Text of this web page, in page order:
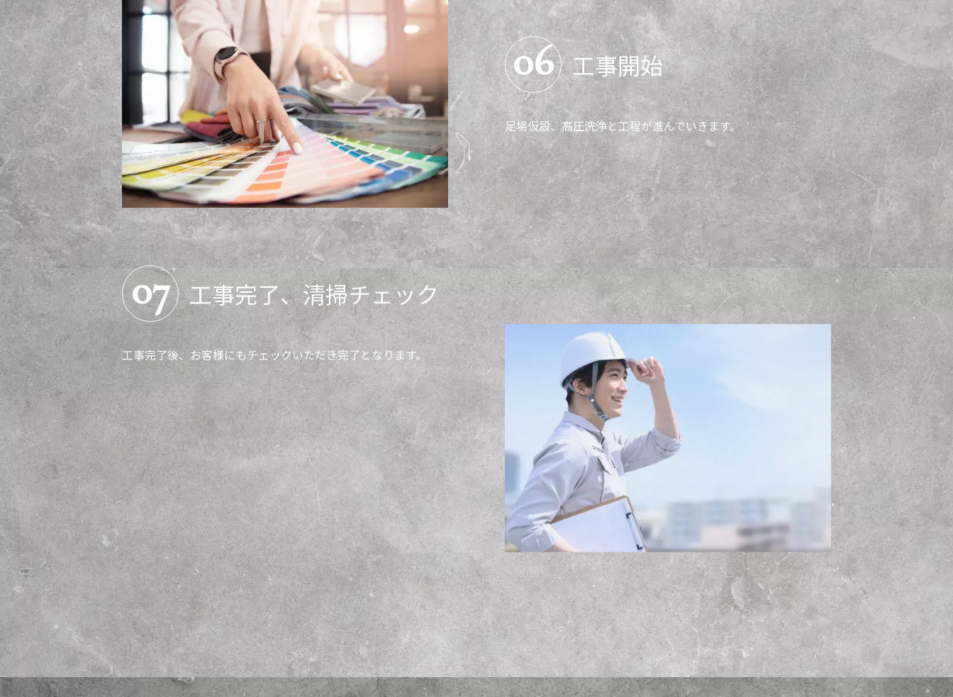
06 工事開始
足場仮設、高圧洗浄と工程が進んでいきます。
07 工事完了、清掃チェック
工事完了後、お客様にもチェックいただき完了となります。